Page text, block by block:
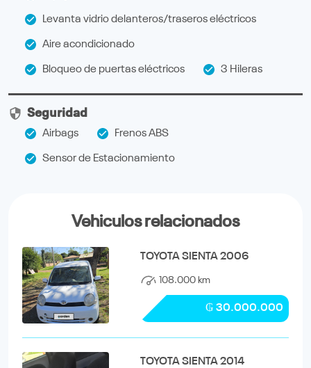
Levanta vidrio delanteros/traseros eléctricos
Aire acondicionado
Bloqueo de puertas eléctricos 3 Hileras
Seguridad
Airbags Frenos ABS
Sensor de Estacionamiento
Vehiculos relacionados
TOYOTA SIENTA 2006
108.000 km
₲ 30.000.000
TOYOTA SIENTA 2014